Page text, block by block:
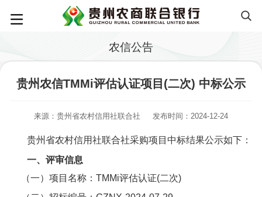
农信公告
贵州农信TMMi评估认证项目(二次) 中标公示
来源：贵州省农村信用社联合社 发布时间：2024-12-24
贵州省农村信用社联合社采购项目中标结果公示如下：
一、评审信息
（一）项目名称：TMMi评估认证(二次)